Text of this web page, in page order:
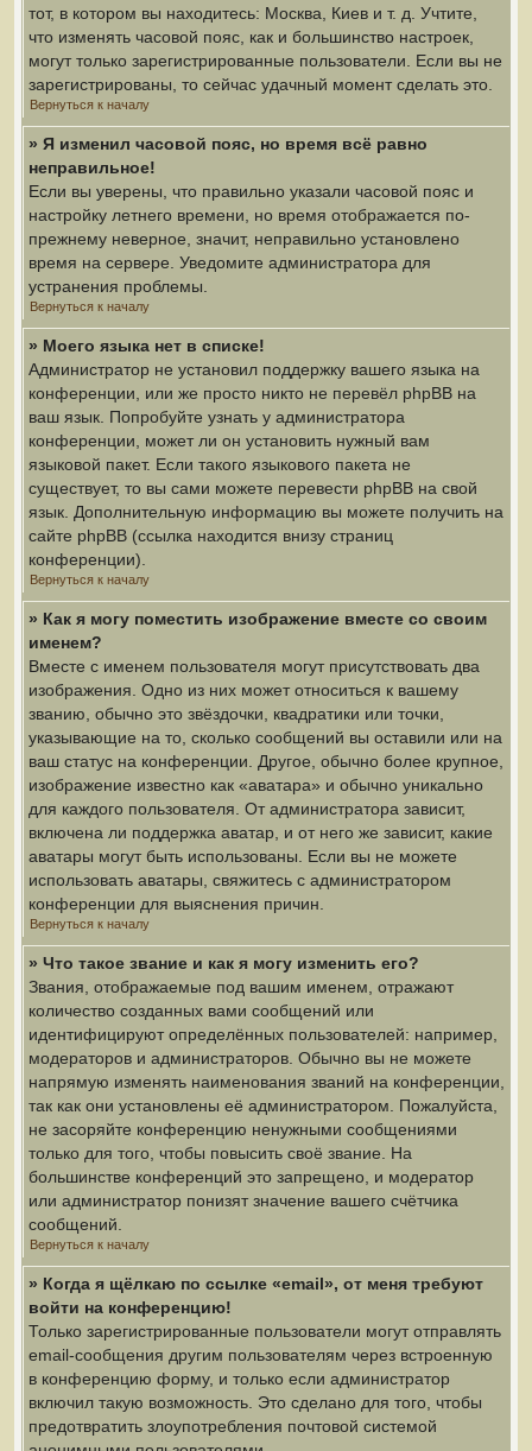
тот, в котором вы находитесь: Москва, Киев и т. д. Учтите,
что изменять часовой пояс, как и большинство настроек,
могут только зарегистрированные пользователи. Если вы не
зарегистрированы, то сейчас удачный момент сделать это.
Вернуться к началу
» Я изменил часовой пояс, но время всё равно
неправильное!
Если вы уверены, что правильно указали часовой пояс и
настройку летнего времени, но время отображается по-
прежнему неверное, значит, неправильно установлено
время на сервере. Уведомите администратора для
устранения проблемы.
Вернуться к началу
» Моего языка нет в списке!
Администратор не установил поддержку вашего языка на
конференции, или же просто никто не перевёл phpBB на
ваш язык. Попробуйте узнать у администратора
конференции, может ли он установить нужный вам
языковой пакет. Если такого языкового пакета не
существует, то вы сами можете перевести phpBB на свой
язык. Дополнительную информацию вы можете получить на
сайте phpBB (ссылка находится внизу страниц
конференции).
Вернуться к началу
» Как я могу поместить изображение вместе со своим
именем?
Вместе с именем пользователя могут присутствовать два
изображения. Одно из них может относиться к вашему
званию, обычно это звёздочки, квадратики или точки,
указывающие на то, сколько сообщений вы оставили или на
ваш статус на конференции. Другое, обычно более крупное,
изображение известно как «аватара» и обычно уникально
для каждого пользователя. От администратора зависит,
включена ли поддержка аватар, и от него же зависит, какие
аватары могут быть использованы. Если вы не можете
использовать аватары, свяжитесь с администратором
конференции для выяснения причин.
Вернуться к началу
» Что такое звание и как я могу изменить его?
Звания, отображаемые под вашим именем, отражают
количество созданных вами сообщений или
идентифицируют определённых пользователей: например,
модераторов и администраторов. Обычно вы не можете
напрямую изменять наименования званий на конференции,
так как они установлены её администратором. Пожалуйста,
не засоряйте конференцию ненужными сообщениями
только для того, чтобы повысить своё звание. На
большинстве конференций это запрещено, и модератор
или администратор понизят значение вашего счётчика
сообщений.
Вернуться к началу
» Когда я щёлкаю по ссылке «email», от меня требуют
войти на конференцию!
Только зарегистрированные пользователи могут отправлять
email-сообщения другим пользователям через встроенную
в конференцию форму, и только если администратор
включил такую возможность. Это сделано для того, чтобы
предотвратить злоупотребления почтовой системой